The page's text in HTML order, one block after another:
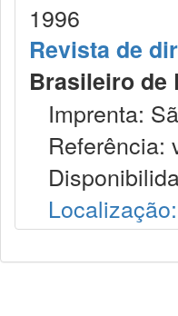
1996
Revista de
Brasileiro de
Imprenta:
Referência:
Localização: